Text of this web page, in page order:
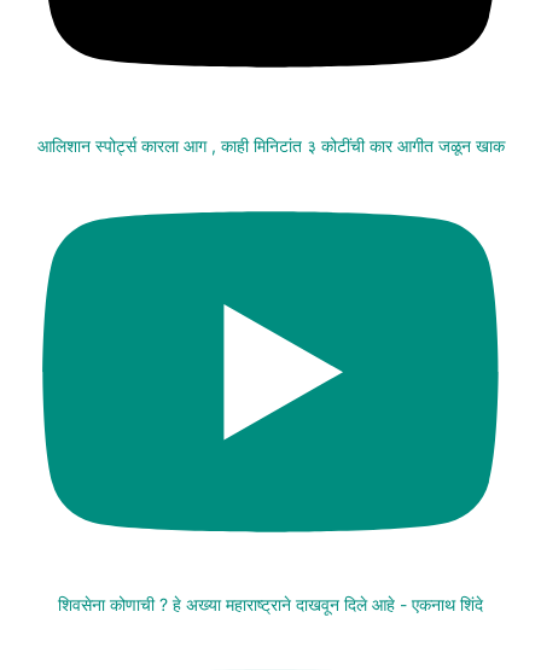
आलिशान स्पोर्ट्स कारला आग , काही मिनिटांत ३ कोटींची कार आगीत जळून खाक
शिवसेना कोणाची ? हे अख्या महाराष्ट्राने दाखवून दिले आहे - एकनाथ शिंदे